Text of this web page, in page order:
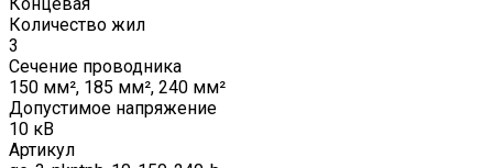
Количество жил
3
Сечение проводника
150 мм², 185 мм², 240 мм²
Допустимое напряжение
10 кВ
Артикул